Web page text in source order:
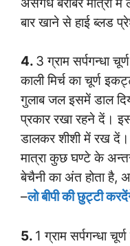
बार खाने से हाई ब्लड
4. 3 ग्राम सर्पगन्धा
काली मिर्च का चूर्ण
गुलाब जल इसमें डाल
प्रकार रखा रहने दें।
डालकर शीशी में रख
मात्रा कुछ घण्टे के
बेचैनी का अंत होता है,
–लो बीपी की छुट्टी
5. 1 ग्राम सर्पगन्धा